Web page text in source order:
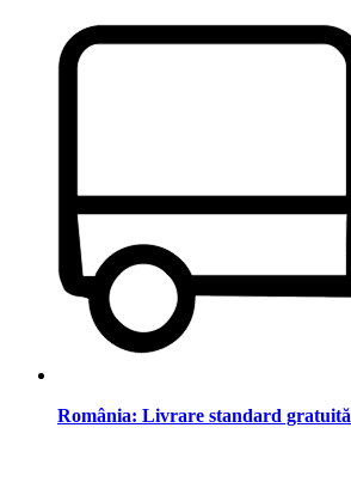
România: Livrare standard gratuită